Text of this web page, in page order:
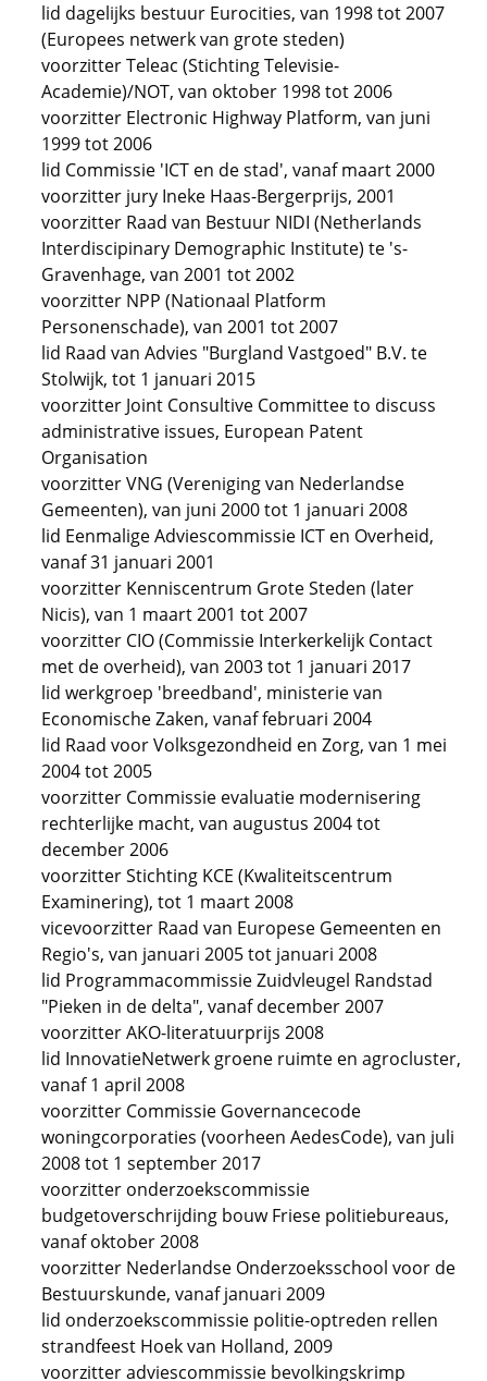
lid dagelijks bestuur Eurocities, van 1998 tot 2007
(Europees netwerk van grote steden)
voorzitter Teleac (Stichting Televisie-
Academie)/NOT, van oktober 1998 tot 2006
voorzitter Electronic Highway Platform, van juni
1999 tot 2006
lid Commissie 'ICT en de stad', vanaf maart 2000
voorzitter jury Ineke Haas-Bergerprijs, 2001
voorzitter Raad van Bestuur NIDI (Netherlands
Interdiscipinary Demographic Institute) te 's-
Gravenhage, van 2001 tot 2002
voorzitter NPP (Nationaal Platform
Personenschade), van 2001 tot 2007
lid Raad van Advies "Burgland Vastgoed" B.V. te
Stolwijk, tot 1 januari 2015
voorzitter Joint Consultive Committee to discuss
administrative issues, European Patent
Organisation
voorzitter VNG (Vereniging van Nederlandse
Gemeenten), van juni 2000 tot 1 januari 2008
lid Eenmalige Adviescommissie ICT en Overheid,
vanaf 31 januari 2001
voorzitter Kenniscentrum Grote Steden (later
Nicis), van 1 maart 2001 tot 2007
voorzitter CIO (Commissie Interkerkelijk Contact
met de overheid), van 2003 tot 1 januari 2017
lid werkgroep 'breedband', ministerie van
Economische Zaken, vanaf februari 2004
lid Raad voor Volksgezondheid en Zorg, van 1 mei
2004 tot 2005
voorzitter Commissie evaluatie modernisering
rechterlijke macht, van augustus 2004 tot
december 2006
voorzitter Stichting KCE (Kwaliteitscentrum
Examinering), tot 1 maart 2008
vicevoorzitter Raad van Europese Gemeenten en
Regio's, van januari 2005 tot januari 2008
lid Programmacommissie Zuidvleugel Randstad
"Pieken in de delta", vanaf december 2007
voorzitter AKO-literatuurprijs 2008
lid InnovatieNetwerk groene ruimte en agrocluster,
vanaf 1 april 2008
voorzitter Commissie Governancecode
woningcorporaties (voorheen AedesCode), van juli
2008 tot 1 september 2017
voorzitter onderzoekscommissie
budgetoverschrijding bouw Friese politiebureaus,
vanaf oktober 2008
voorzitter Nederlandse Onderzoeksschool voor de
Bestuurskunde, vanaf januari 2009
lid onderzoekscommissie politie-optreden rellen
strandfeest Hoek van Holland, 2009
voorzitter adviescommissie bevolkingskrimp